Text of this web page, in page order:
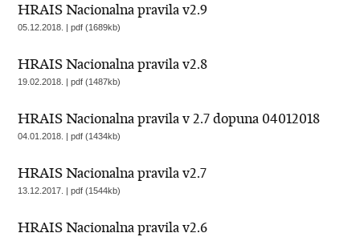
HRAIS Nacionalna pravila v2.9
05.12.2018. | pdf (1689kb)
HRAIS Nacionalna pravila v2.8
19.02.2018. | pdf (1487kb)
HRAIS Nacionalna pravila v 2.7 dopuna 04012018
04.01.2018. | pdf (1434kb)
HRAIS Nacionalna pravila v2.7
13.12.2017. | pdf (1544kb)
HRAIS Nacionalna pravila v2.6